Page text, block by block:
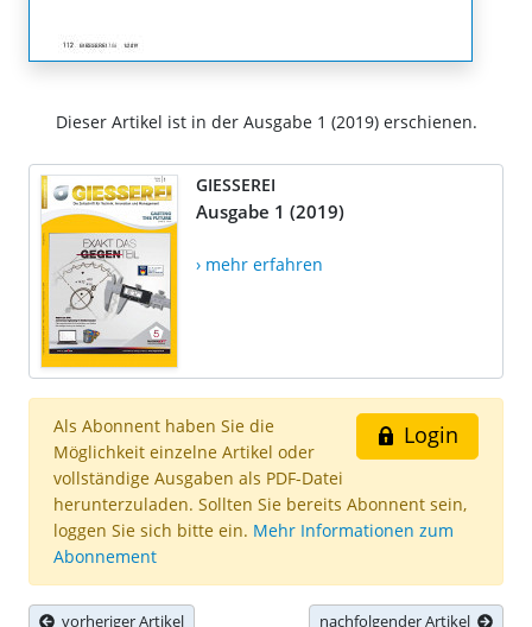
Dieser Artikel ist in der Ausgabe 1 (2019) erschienen.
GIESSEREI
Ausgabe 1 (2019)
› mehr erfahren
Login
Als Abonnent haben Sie die
Möglichkeit einzelne Artikel oder
vollständige Ausgaben als PDF-Datei
herunterzuladen. Sollten Sie bereits Abonnent sein,
loggen Sie sich bitte ein. Mehr Informationen zum
Abonnement
vorheriger Artikel nachfolgender Artikel